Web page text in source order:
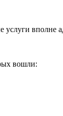
вполне
вошли: